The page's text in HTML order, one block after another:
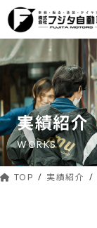
コ
ン
テ
ン
ス
キ
ッ
プ
ナ
ビ
ゲ
ー
ン
に
移
動
実績紹介
WORKS
TOP 実績紹介